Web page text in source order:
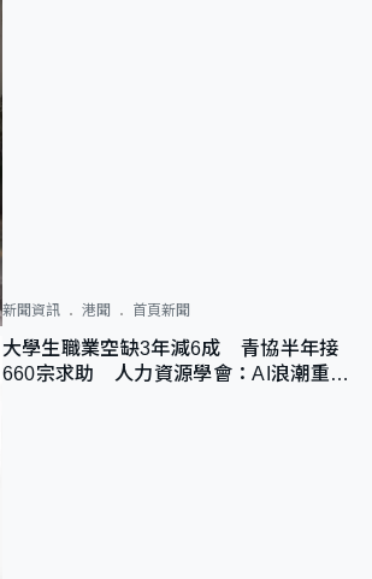
新聞資訊 港聞 首頁新聞
大學生職業空缺3年減6成 青協半年接
660宗求助 人力資源學會：AI浪潮重整